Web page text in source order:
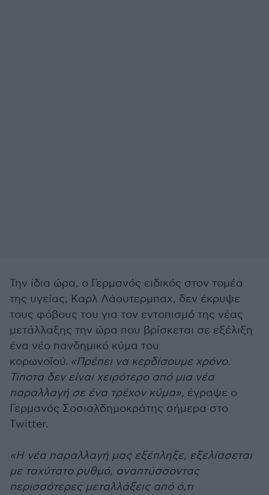
Την ίδια ώρα, ο Γερμανός ειδικός στον τομέα
της υγείας, Καρλ Λάουτερμπαχ, δεν έκρυψε
τους φόβους του για τον εντοπισμό της νέας
μετάλλαξης την ώρα που βρίσκεται σε εξέλιξη
ένα νέο πανδημικό κύμα του
κορωνοϊού. «Πρέπει να κερδίσουμε χρόνο.
Τίποτα δεν είναι χειρότερο από μια νέα
παραλλαγή σε ένα τρέχον κύμα», έγραψε ο
Γερμανός Σοσιαλδημοκράτης σήμερα στο
Twitter.
«H νέα παραλλαγή μας εξέπληξε, εξελίσσεται
με ταχύτατο ρυθμό, αναπτύσσοντας
περισσότερες μεταλλάξεις από ό,τι